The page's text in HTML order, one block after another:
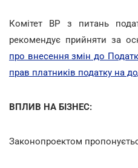
Комітет ВР з питань
рекомендує прийняти за
про внесення змін до
прав платників податку на
ВПЛИВ НА БІЗНЕС:
Законопроектом